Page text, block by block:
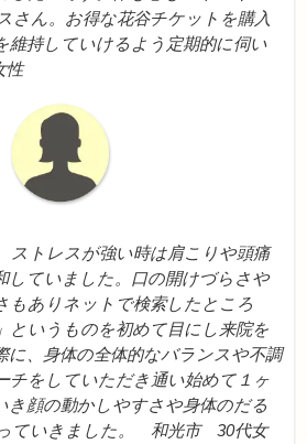
さん。お得な花谷チケットを購入
維持していけるよう定期的に伺い
性
ストレスが強い時は肩こりや頭痛
していました。口の開けづらさや
もありネットで検索したところ
というものを初めて目にし来院を
に、身体の全体的なバランスや不調
チをしていただき通い始めて１ヶ
き顔の動かしやすさや身体のだる
ていきました。 和光市 30代女